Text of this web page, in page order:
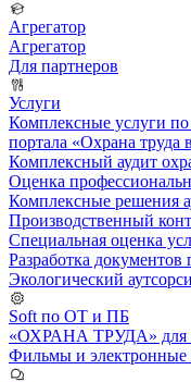
Агрегатор
Агрегатор
Для партнеров
Услуги
Комплексные услуги
портала «Охрана труда
Комплексный аудит
Оценка
Комплексные решения
Производственный
Специальная оценка
Разработка
Экологический
Soft по ОТ и ПБ
«ОХРАНА ТРУДА» для
Фильмы и электронные